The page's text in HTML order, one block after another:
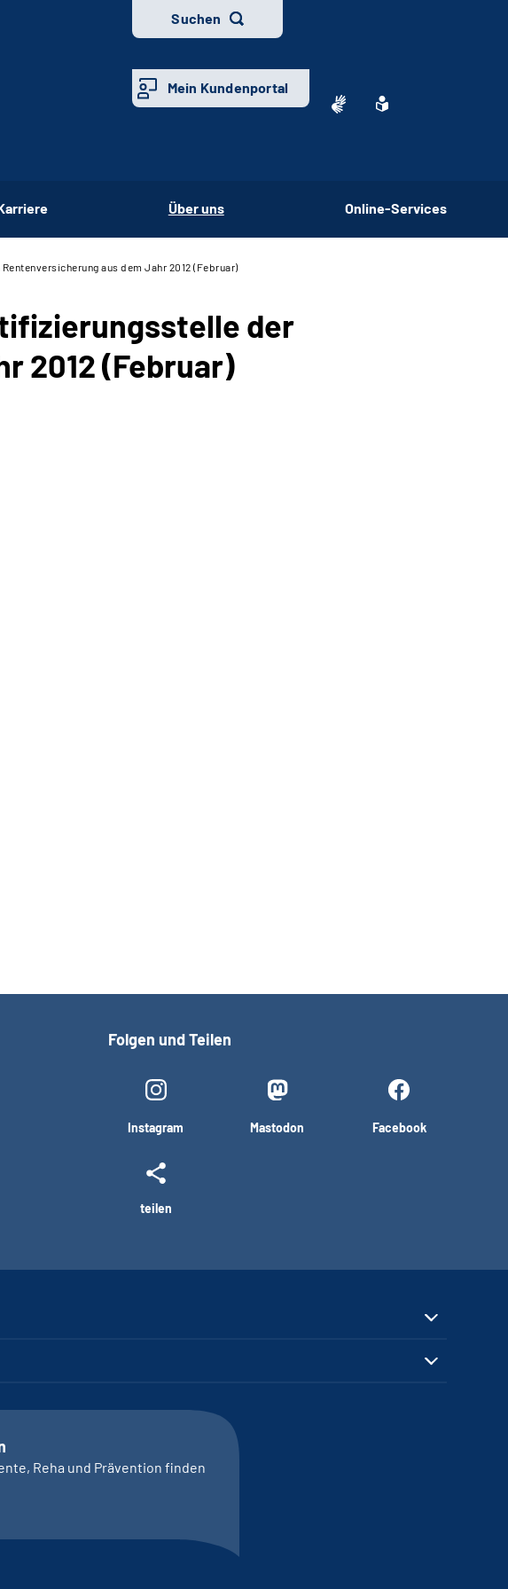
Suchen
Mein Kundenportal
Über uns Online-Services
aus dem Jahr 2012 (Februar)
der
2012 (Februar)
Folgen und Teilen
Instagram Mastodon Facebook
teilen
Reha und Prävention finden